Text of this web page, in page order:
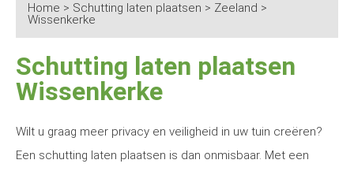
Home > Schutting laten plaatsen > Zeeland >
Wissenkerke
Schutting laten plaatsen
Wissenkerke
Wilt u graag meer privacy en veiligheid in uw tuin creëren?
Een schutting laten plaatsen is dan onmisbaar. Met een